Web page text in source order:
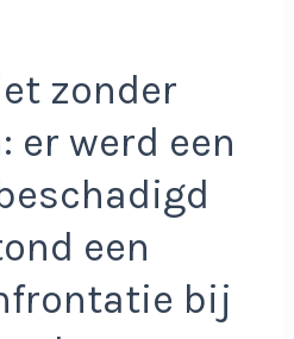
zonder
er werd een
een
bij